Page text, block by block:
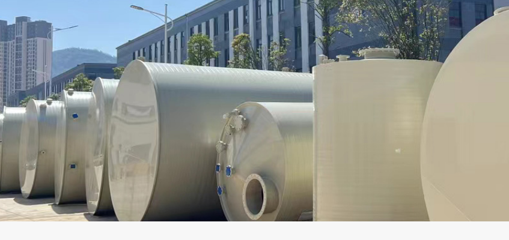
立式储罐/卧式储罐 钒液电池储罐 石英砂酸洗罐
一体化污水处理设备 反应釜（搅拌罐） 废气净化系统
槽类设备
钒液流电池 石英砂酸洗 新能源锂电
化工冶金 一体化污水处理 废气净化
公司新闻 行业新闻
公司简介 荣誉资质
生产实力